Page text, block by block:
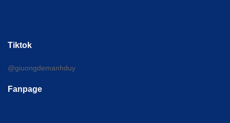
Tiktok
@giuongdemanhduy
Fanpage